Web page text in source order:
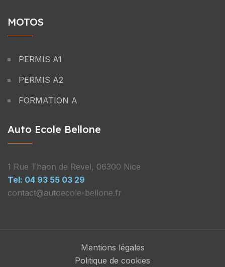
MOTOS
PERMIS A1
PERMIS A2
FORMATION A
Auto Ecole Bellone
1 Rue Thaon de Revel, 06300 Nice
Tel: 04 93 55 03 29
contact@autoecole-bellone.fr
Mentions légales
Politique de cookies